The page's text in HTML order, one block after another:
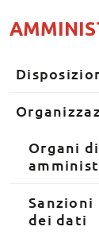
Organi
Sanzioni
dei dati